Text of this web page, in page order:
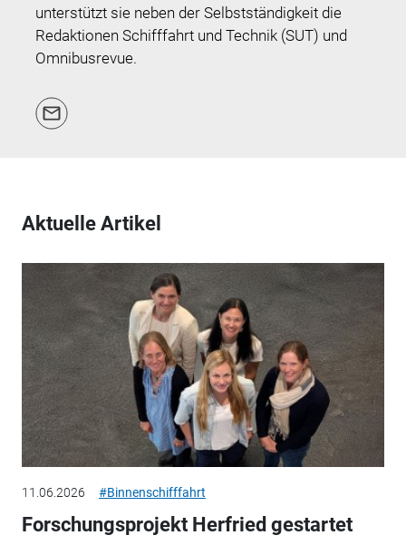
unterstützt sie neben der Selbstständigkeit die
Redaktionen Schifffahrt und Technik (SUT) und
Omnibusrevue.
Aktuelle Artikel
11.06.2026 #Binnenschifffahrt
Forschungsprojekt Herfried gestartet